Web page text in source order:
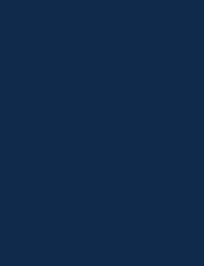
材質設計（隔膜、閥